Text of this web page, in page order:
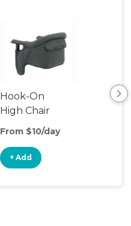
Hook-On
High Chair
From $10/day
+ Add